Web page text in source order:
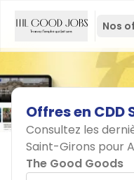
Nos
Offresen CDD
Consultez les
Saint-Girons pour
The Good Goods
Rechercher par job,